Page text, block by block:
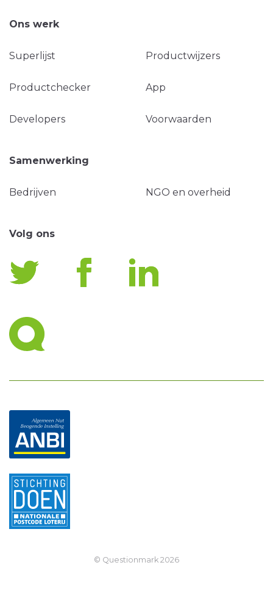
Ons werk
Superlijst Productwijzers
Productchecker App
Developers Voorwaarden
Samenwerking
Bedrijven NGO en overheid
Volg ons
© Questionmark 2026